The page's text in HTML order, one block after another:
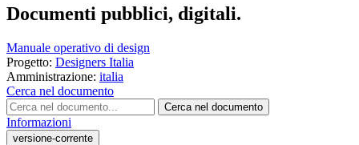
Documenti pubblici, digitali.
Manuale operativo di design
Progetto: Designers Italia
Amministrazione: italia
Cerca nel documento
Cerca nel documento
Informazioni
versione-corrente